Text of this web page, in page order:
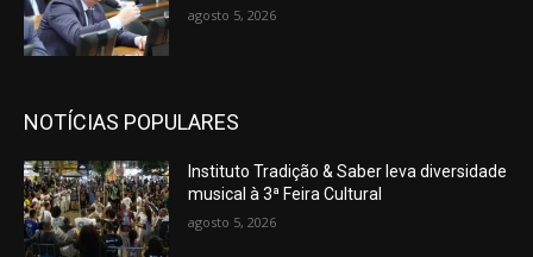
agosto 5, 2026
NOTÍCIAS POPULARES
Instituto Tradição & Saber leva diversidade
musical à 3ª Feira Cultural
agosto 5, 2026